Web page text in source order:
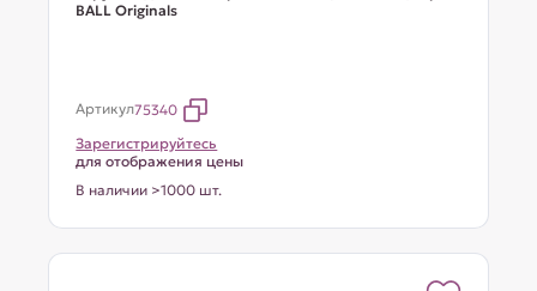
BALL Originals
Артикул75340
Зарегистрируйтесь
для отображения цены
В наличии >1000 шт.